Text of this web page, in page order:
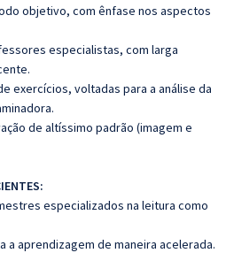
objetivo, com ênfase nos aspectos
especialistas, com larga
exercícios, voltadas para a análise da
de altíssimo padrão (imagem e
especializados na leitura como
a aprendizagem de maneira acelerada.